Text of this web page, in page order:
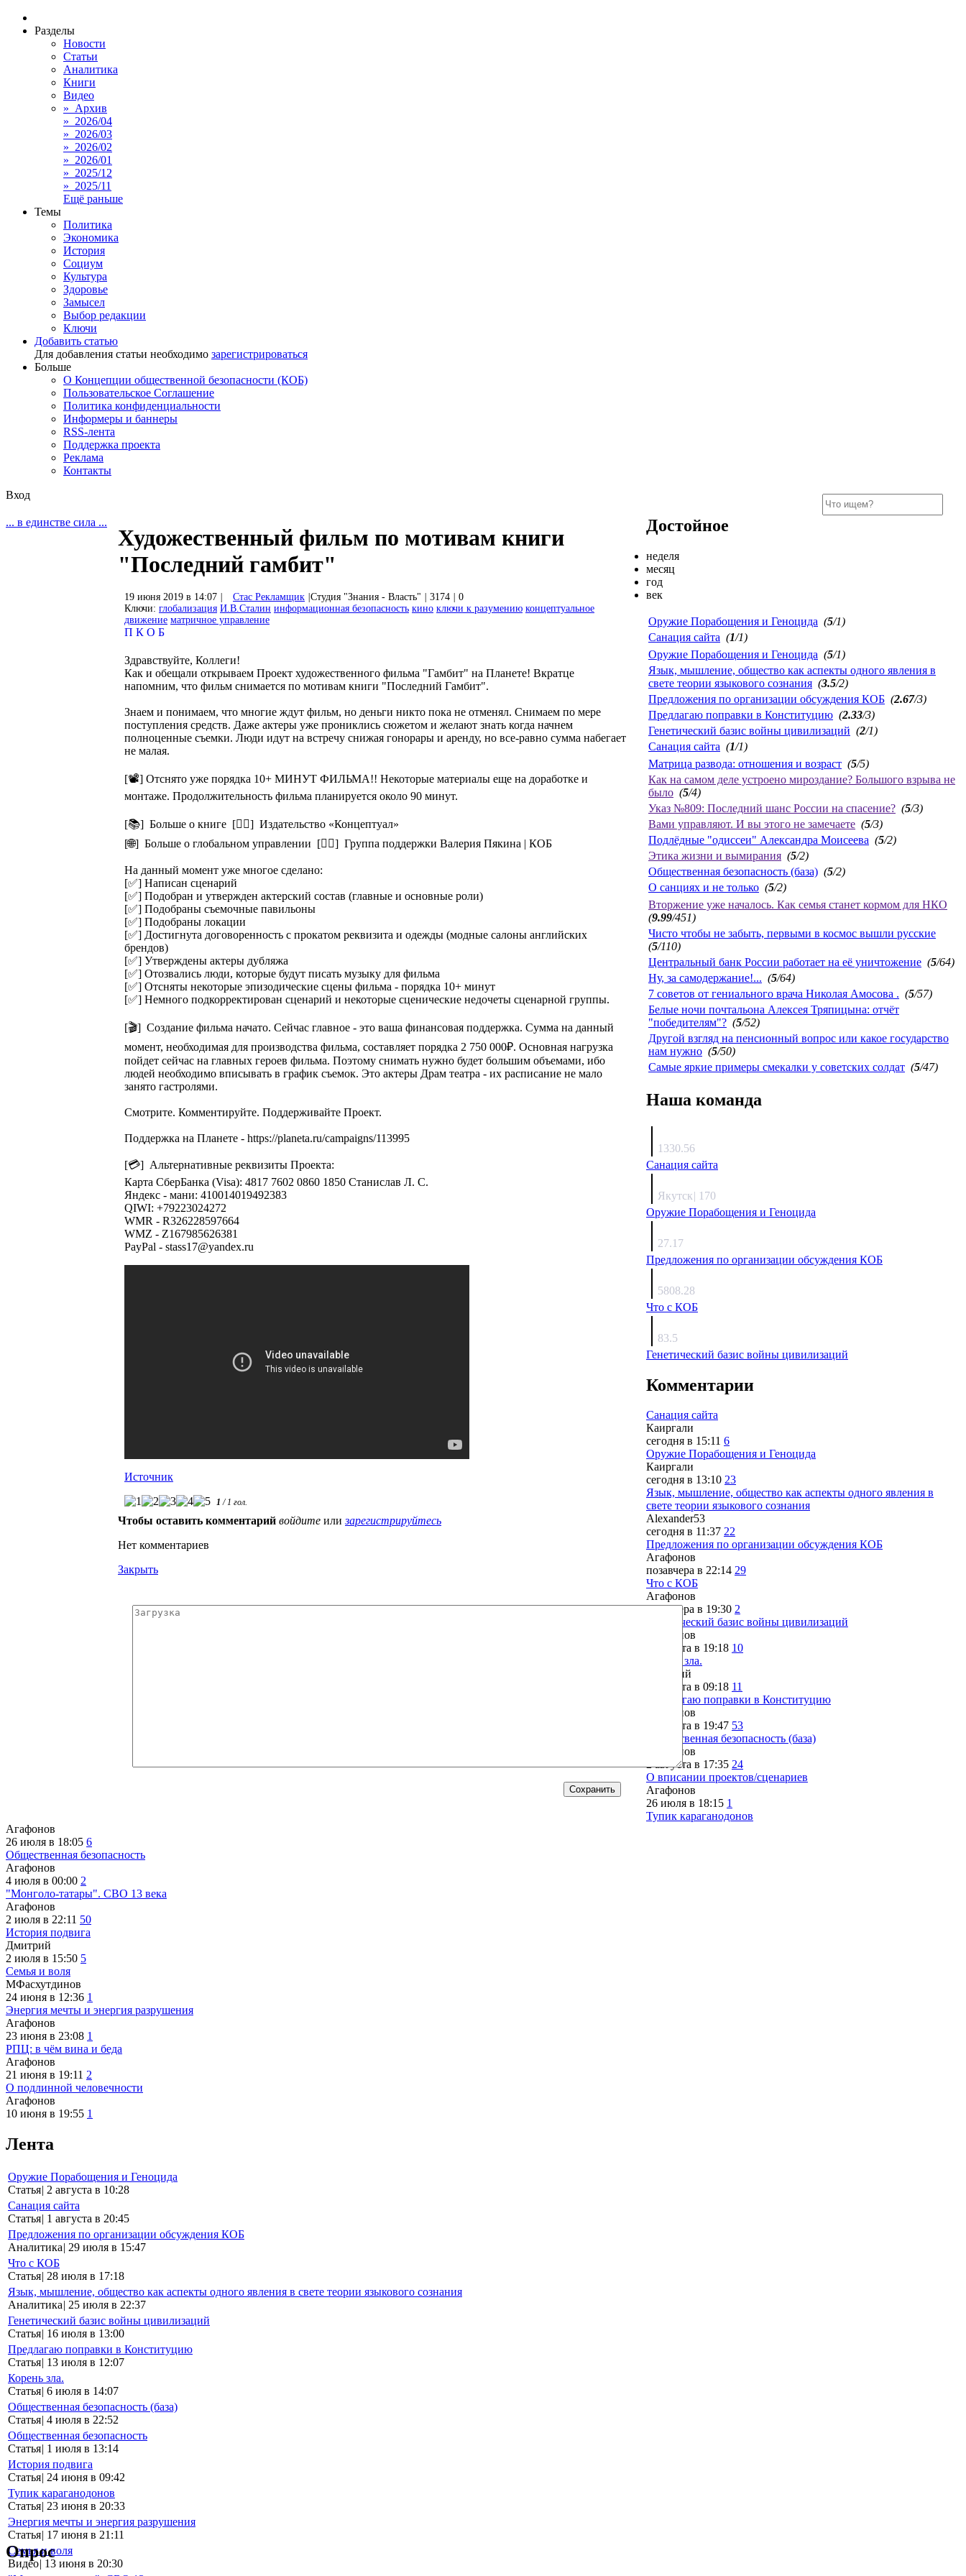
Разделы
Новости
Статьи
Аналитика
Книги
Видео
» Архив
» 2026/04
» 2026/03
» 2026/02
» 2026/01
» 2025/12
» 2025/11
Ещё раньше
Темы
Политика
Экономика
История
Социум
Культура
Здоровье
Замысел
Выбор редакции
Ключи
Добавить статью
Для добавления статьи необходимо зарегистрироваться
Больше
О Концепции общественной безопасности (КОБ)
Пользовательское Соглашение
Политика конфиденциальности
Информеры и баннеры
RSS-лента
Поддержка проекта
Реклама
Контакты
Вход
... в единстве сила ...
Художественный фильм по мотивам книги
"Последний гамбит"
19 июня 2019 в 14:07 Стас Рекламщик Студия "Знания - Власть" 3174
0
Ключи: глобализация И.В.Сталин информационная безопасность кино ключи к разумению концептуальное
движение матричное управление
П К О Б
Здравствуйте, Коллеги!
Как и обещали открываем Проект художественного фильма "Гамбит" на Планете! Вкратце
напомним, что фильм снимается по мотивам книги "Последний Гамбит".
Знаем и понимаем, что многие ждут фильм, но деньги никто пока не отменял. Снимаем по мере
поступления средств. Даже актеры уже прониклись сюжетом и желают знать когда начнем
полноценные съемки. Люди идут на встречу снижая гонорары и аренду, но все-равно сумма набегает
не малая.
[📽] Отснято уже порядка 10+ МИНУТ ФИЛЬМА!! Некоторые материалы еще на доработке и
монтаже. Продолжительность фильма планируется около 90 минут.
[📚] Больше о книге [👉🏻] Издательство «Концептуал»
[🌐] Больше о глобальном управлении [👉🏻] Группа поддержки Валерия Пякина | КОБ
На данный момент уже многое сделано:
[✅] Написан сценарий
[✅] Подобран и утвержден актерский состав (главные и основные роли)
[✅] Подобраны съемочные павильоны
[✅] Подобраны локации
[✅] Достигнута договоренность с прокатом реквизита и одежды (модные салоны английских
брендов)
[✅] Утверждены актеры дубляжа
[✅] Отозвались люди, которые будут писать музыку для фильма
[✅] Отсняты некоторые эпизодические сцены фильма - порядка 10+ минут
[✅] Немного подкорректирован сценарий и некоторые сценические недочеты сценарной группы.
[🎬] Создание фильма начато. Сейчас главное - это ваша финансовая поддержка. Сумма на данный
момент, необходимая для производства фильма, составляет порядка 2 750 000₽. Основная нагрузка
пойдет сейчас на главных героев фильма. Поэтому снимать нужно будет большим объемами, ибо
людей необходимо вписывать в график съемок. Это актеры Драм театра - их расписание не мало
занято гастролями.
Смотрите. Комментируйте. Поддерживайте Проект.
Поддержка на Планете - https://planeta.ru/campaigns/113995
[💳] Альтернативные реквизиты Проекта:
Карта СберБанка (Visa): 4817 7602 0860 1850 Станислав Л. С.
Яндекс - мани: 410014019492383
QIWI: +79223024272
WMR - R326228597664
WMZ - Z167985626381
PayPal - stass17@yandex.ru
Источник
1 /1 гол.
Чтобы оставить комментарий войдите илизарегистрируйтесь
Нет комментариев
Закрыть
Достойное
неделя
месяц
год
век
Оружие Порабощения и Геноцида (5/1)
Санация сайта (1/1)
Оружие Порабощения и Геноцида (5/1)
Язык, мышление, общество как аспекты одного явления в
свете теории языкового сознания (3.5/2)
Предложения по организации обсуждения КОБ (2.67/3)
Предлагаю поправки в Конституцию (2.33/3)
Генетический базис войны цивилизаций (2/1)
Санация сайта (1/1)
Матрица развода: отношения и возраст (5/5)
Как на самом деле устроено мироздание? Большого взрыва не
было (5/4)
Указ №809: Последний шанс России на спасение? (5/3)
Вами управляют. И вы этого не замечаете (5/3)
Подлёдные "одиссеи" Александра Моисеева (5/2)
Этика жизни и вымирания (5/2)
Общественная безопасность (база) (5/2)
О санциях и не только (5/2)
Вторжение уже началось. Как семья станет кормом для НКО
(9.99/451)
Чисто чтобы не забыть, первыми в космос вышли русские
(5/110)
Центральный банк России работает на её уничтожение (5/64)
Ну, за самодержание!... (5/64)
7 советов от гениального врача Николая Амосова . (5/57)
Белые ночи почтальона Алексея Тряпицына: отчёт
"победителям"? (5/52)
Другой взгляд на пенсионный вопрос или какое государство
нам нужно (5/50)
Самые яркие примеры смекалки у советских солдат (5/47)
Наша команда
1330.56
Санация сайта
Якутск| 170
Оружие Порабощения и Геноцида
27.17
Предложения по организации обсуждения КОБ
5808.28
Что с КОБ
83.5
Генетический базис войны цивилизаций
Комментарии
Санация сайта
Каиргали
сегодня в 15:11 6
Оружие Порабощения и Геноцида
Каиргали
сегодня в 13:10 23
Язык, мышление, общество как аспекты одного явления в
свете теории языкового сознания
Alexander53
сегодня в 11:37 22
Предложения по организации обсуждения КОБ
Агафонов
позавчера в 22:14 29
Что с КОБ
Агафонов
позавчера в 19:30 2
Генетический базис войны цивилизаций
Агафонов
5 августа в 19:18 10
Корень зла.
Дмитрий
5 августа в 09:18 11
Предлагаю поправки в Конституцию
Агафонов
3 августа в 19:47 53
Общественная безопасность (база)
Агафонов
2 августа в 17:35 24
О вписании проектов/сценариев
Агафонов
26 июля в 18:15 1
Тупик караганодонов
Агафонов
26 июля в 18:05 6
Общественная безопасность
Агафонов
4 июля в 00:00 2
"Монголо-татары". СВО 13 века
Агафонов
2 июля в 22:11 50
История подвига
Дмитрий
2 июля в 15:50 5
Семья и воля
МФасхутдинов
24 июня в 12:36 1
Энергия мечты и энергия разрушения
Агафонов
23 июня в 23:08 1
РПЦ: в чём вина и беда
Агафонов
21 июня в 19:11 2
О подлинной человечности
Агафонов
10 июня в 19:55 1
Лента
Оружие Порабощения и Геноцида
Статья| 2 августа в 10:28
Санация сайта
Статья| 1 августа в 20:45
Предложения по организации обсуждения КОБ
Аналитика| 29 июля в 15:47
Что с КОБ
Статья| 28 июля в 17:18
Язык, мышление, общество как аспекты одного явления в свете теории языкового сознания
Аналитика| 25 июля в 22:37
Генетический базис войны цивилизаций
Статья| 16 июля в 13:00
Предлагаю поправки в Конституцию
Статья| 13 июля в 12:07
Корень зла.
Статья| 6 июля в 14:07
Общественная безопасность (база)
Статья| 4 июля в 22:52
Общественная безопасность
Статья| 1 июля в 13:14
История подвига
Статья| 24 июня в 09:42
Тупик караганодонов
Статья| 23 июня в 20:33
Энергия мечты и энергия разрушения
Статья| 17 июня в 21:11
Семья и воля
Видео| 13 июня в 20:30
Опрос